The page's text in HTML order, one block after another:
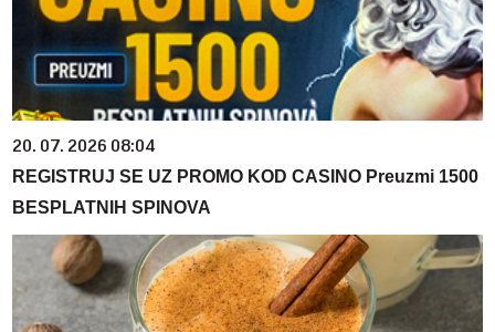
20. 07. 2026 08:04
REGISTRUJ SE UZ PROMO KOD CASINO Preuzmi 1500
BESPLATNIH SPINOVA